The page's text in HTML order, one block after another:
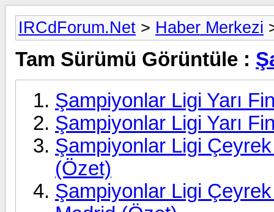
IRCdForum.Net > Haber Merkezi
Tam Sürümü Görüntüle :
Şampiyonlar Ligi Yarı
Şampiyonlar Ligi Yarı
Şampiyonlar Ligi
(Özet)
Şampiyonlar Ligi